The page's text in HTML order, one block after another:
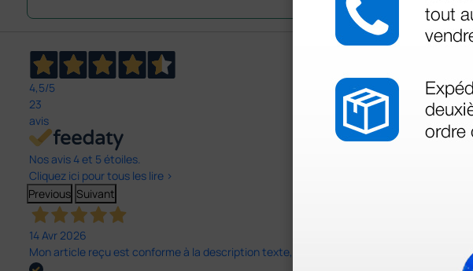
4,5/5
23
avis
Nos avis 4 et 5 étoiles.
Cliquez ici pour tous les lire >
Previous Suivant
14 Avr 2026
Mon article reçu est conforme à la description texte, image et vidéo proposée par le site.